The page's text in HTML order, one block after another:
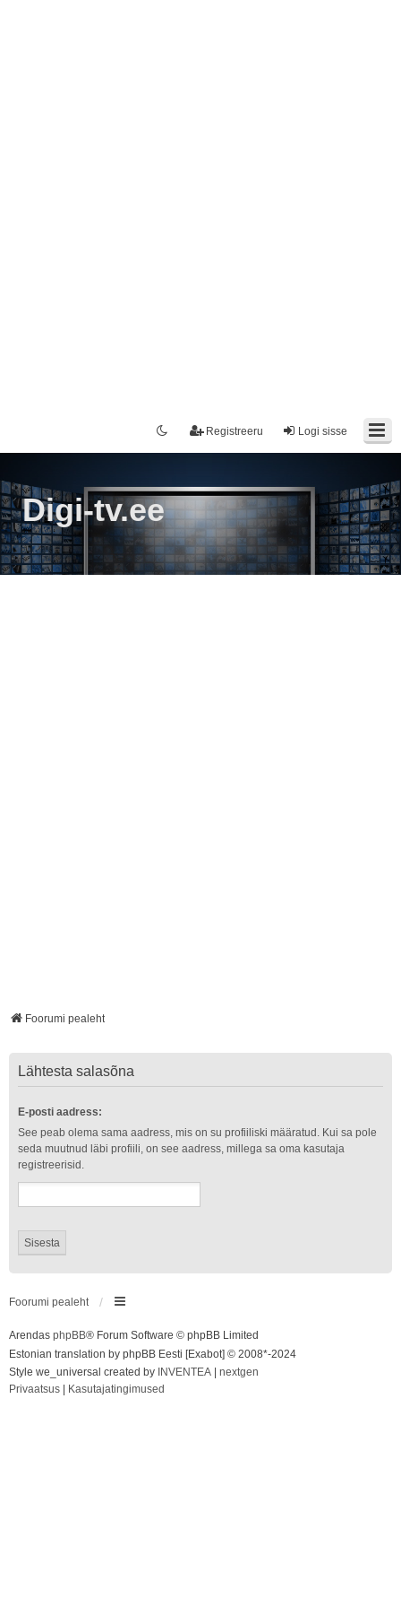
Logi sisse
Registreeru
Digi-tv.ee
Foorumi pealeht
Lähtesta salasõna
E-posti aadress:
See peab olema sama aadress, mis on su profiiliski määratud. Kui sa pole
seda muutnud läbi profiili, on see aadress, millega sa oma kasutaja
registreerisid.
Foorumi pealeht
Arendas phpBB® Forum Software © phpBB Limited
Estonian translation by phpBB Eesti [Exabot] © 2008*-2024
Style we_universal created by INVENTEA
nextgen
Privaatsus
Kasutajatingimused